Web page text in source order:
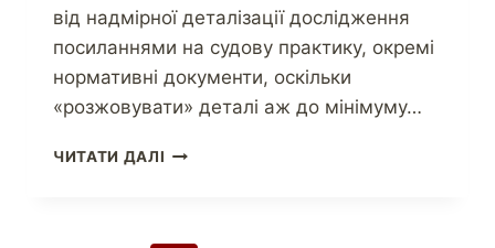
від надмірної деталізації дослідження
посиланнями на судову практику, окремі
нормативні документи, оскільки
«розжовувати» деталі аж до мінімуму…
ЧИТАТИ ДАЛІ